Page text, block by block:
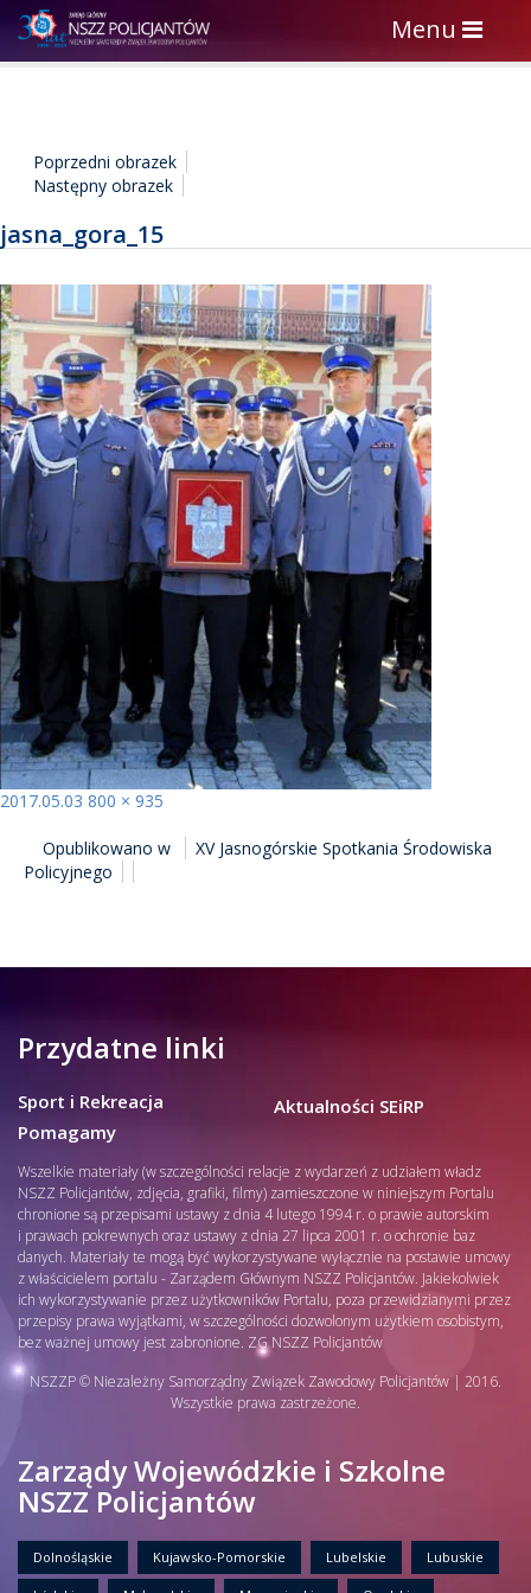
Toggle
navigation
Menu
Poprzedni obrazek
Następny obrazek
jasna_gora_15
Opublikowano
2017.05.03 Pełny
800 × 935
WPISUOpublikowano w
XV Jasnogórskie Spotkania Środowiska
Policyjnego
Przydatne linki
Sport i Rekreacja
Pomagamy
Aktualności SEiRP
Wszelkie materiały (w szczególności relacje z wydarzeń z udziałem władz
NSZZ Policjantów, zdjęcia, grafiki, filmy) zamieszczone w niniejszym Portalu
chronione są przepisami ustawy z dnia 4 lutego 1994 r. o prawie autorskim
i prawach pokrewnych oraz ustawy z dnia 27 lipca 2001 r. o ochronie baz
danych. Materiały te mogą być wykorzystywane wyłącznie na postawie umowy
z właścicielem portalu - Zarządem Głównym NSZZ Policjantów. Jakiekolwiek
ich wykorzystywanie przez użytkowników Portalu, poza przewidzianymi przez
przepisy prawa wyjątkami, w szczególności dozwolonym użytkiem osobistym,
bez ważnej umowy jest zabronione. ZG NSZZ Policjantów
NSZZP © Niezależny Samorządny Związek Zawodowy Policjantów | 2016.
Wszystkie prawa zastrzeżone.
Zarządy Wojewódzkie i Szkolne
NSZZ Policjantów
Dolnośląskie Kujawsko-Pomorskie Lubelskie Lubuskie